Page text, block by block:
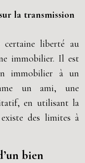
la transmission
liberté au
immobilier. Il est
immobilier à un
un ami, une
en utilisant la
des limites à
bien